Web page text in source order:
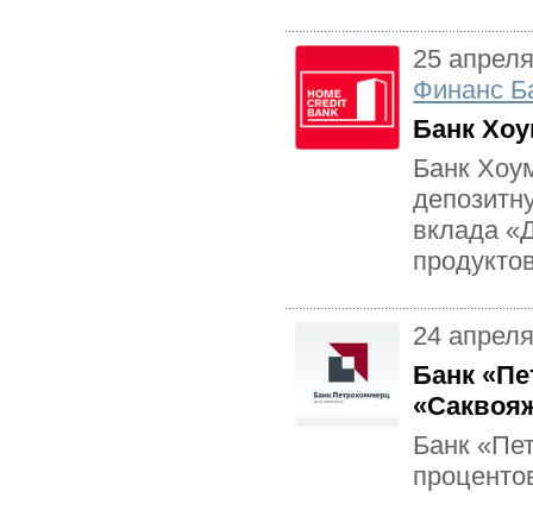
25
Финанс
Банк
Банк
вклада
24
Банк
Банк